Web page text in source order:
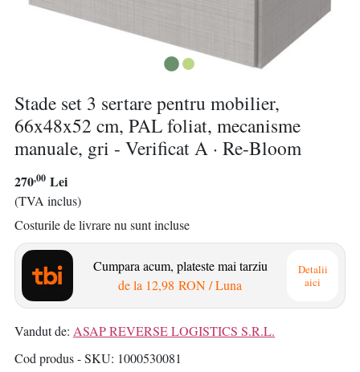
Stade set 3 sertare pentru mobilier,
66x48x52 cm, PAL foliat, mecanisme
manuale, gri - Verificat A · Re-Bloom
270,00 Lei
(TVA inclus)
Costurile de livrare nu sunt incluse
Cumpara acum, plateste mai tarziu
de la 12,98 RON/ Luna
Detalii
aici
Vandut de: ASAP REVERSE LOGISTICS S.R.L.
Cod produs - SKU 1000530081